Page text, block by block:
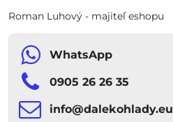
Roman Luhový - majiteľ eshopu
WhatsApp
0905 26 26 35
info​​@dalekohlady​​.eu